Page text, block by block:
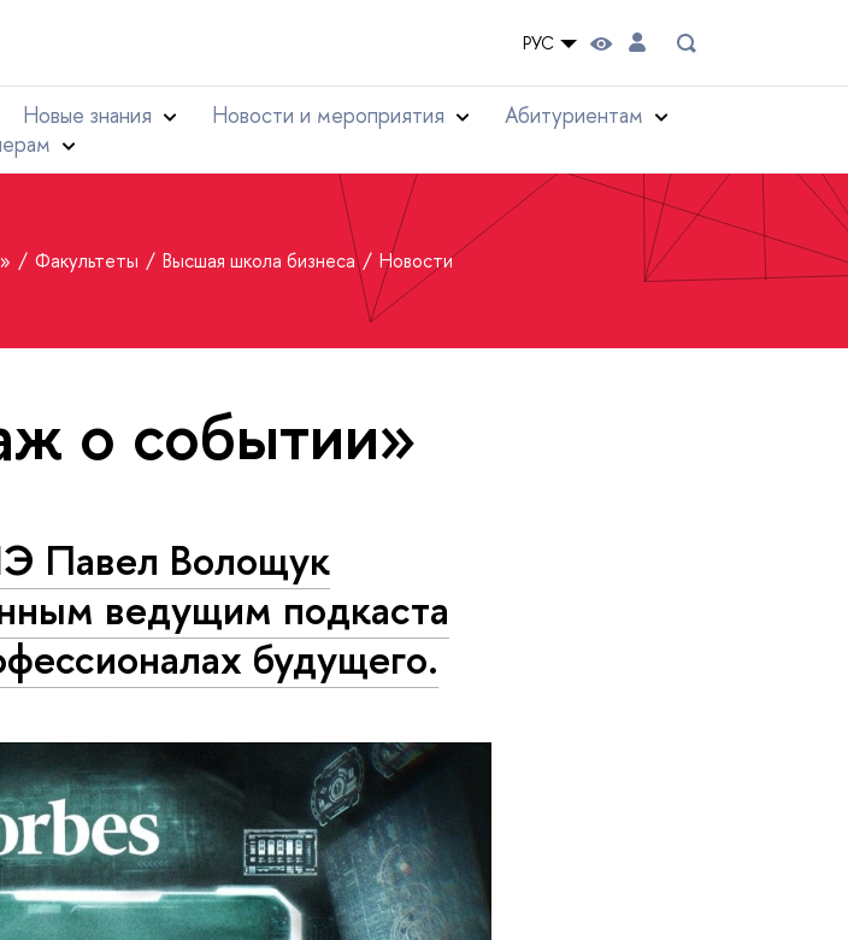
РУС
Новые знания Новости и мероприятия
Абитуриентам
Факультеты Высшая школа бизнеса Новости
о событии»
Павел Волощук
ведущим подкаста
будущего.